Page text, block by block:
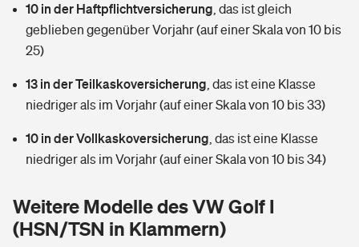
Wer versichert was: Jetzt Versicherer finden
Sie haben Fragen?
Mietkautionsversicherung
Restkreditversicherung
Hochwasser-Check: Wie gefährdet ist Ihr Haus?
Kinderinvalidität
Hundehalter-Haftpflicht
Private Cyberversicherung
Tierkrankenversicherung
Zur Übersicht
Tools
Wer versichert was: Jetzt Versicherer finden
Sie haben Fragen?
Rentenrechner: Wie viel Geld bekomme ich im Alter?
10 in der Haftpflichtversicherung das ist gleich
geblieben gegenüber Vorjahr (auf einer Skala von 10 bis
25)
13 in der Teilkaskoversicherung das ist eine Klasse
niedriger als im Vorjahr (auf einer Skala von 10 bis 33)
10 in der Vollkaskoversicherung das ist eine Klasse
niedriger als im Vorjahr (auf einer Skala von 10 bis 34)
Weitere Modelle des VW Golf I
(HSN/TSN in Klammern)